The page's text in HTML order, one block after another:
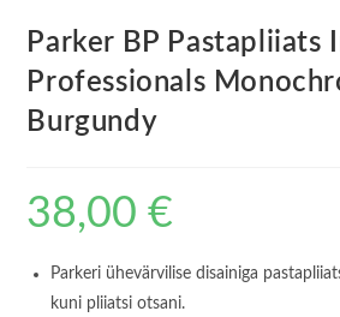
Parker BP Pastapliiats
Professionals
Burgundy
38,00€
Parkeri ühevärvilise disainiga
kuni pliiatsi otsani.